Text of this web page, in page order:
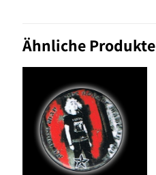
Ähnliche Produkte